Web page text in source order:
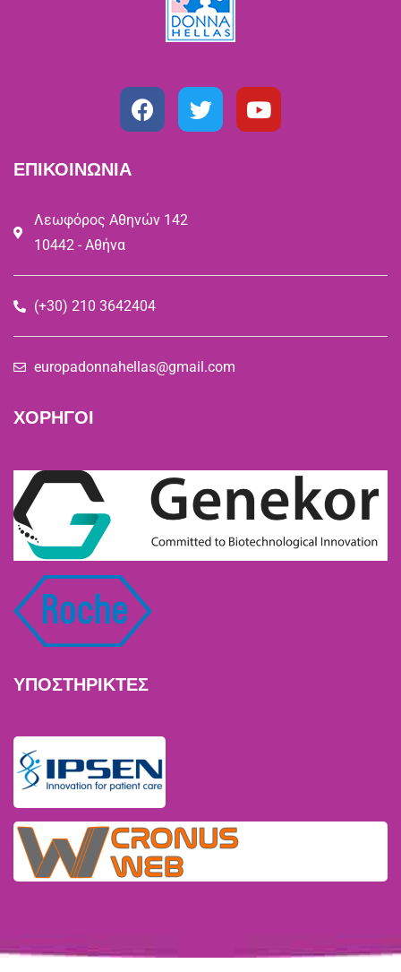
ΕΠΙΚΟΙΝΩΝΙΑ
Λεωφόρος Αθηνών 142
10442 - Αθήνα
(+30) 210 3642404
europadonnahellas@gmail.com
ΧΟΡΗΓΟΙ
ΥΠΟΣΤΗΡΙΚΤΕΣ